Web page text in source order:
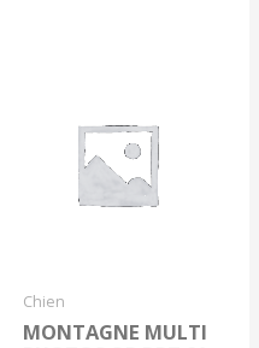
Chien
MONTAGNE MULTI